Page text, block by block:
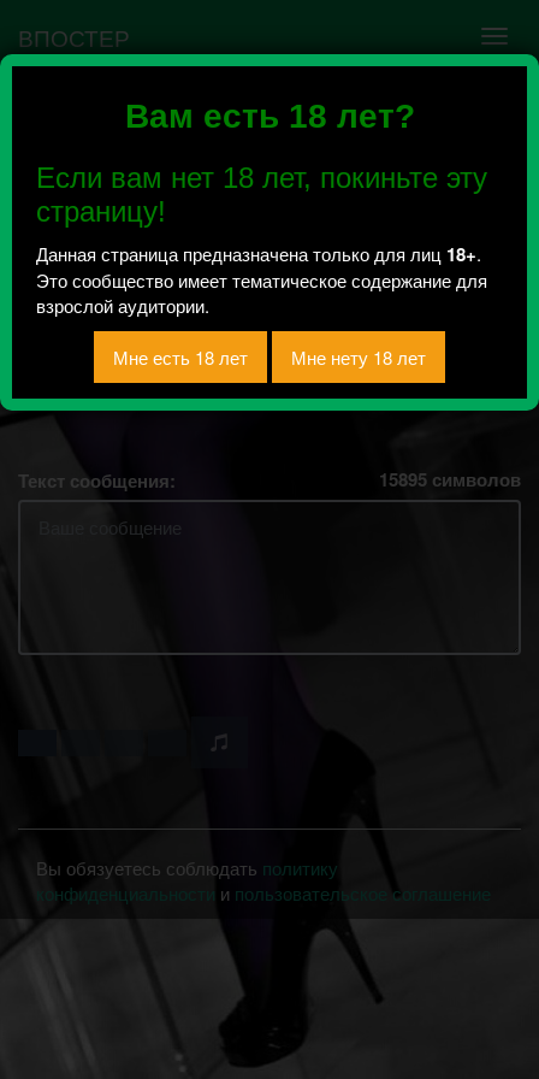
Вам есть 18 лет?
Если вам нет 18 лет, покиньте эту
страницу!
Данная страница предназначена только для лиц 18+.
Это сообщество имеет тематическое содержание для
взрослой аудитории.
ВПОСТЕР
Ошибка VK API #5
сообщества нужно авторизоваться на сервисе
повторно.
《 69 ОТТЕНКОВ
ХАКАСИИ 18+》
Всего 37, за сегодня 0 сообщений
отправлено / Рейтинг 6
Текст сообщения: 15895 символов
Вы обязуетесь соблюдать политику
конфиденциальности
и пользовательское соглашение